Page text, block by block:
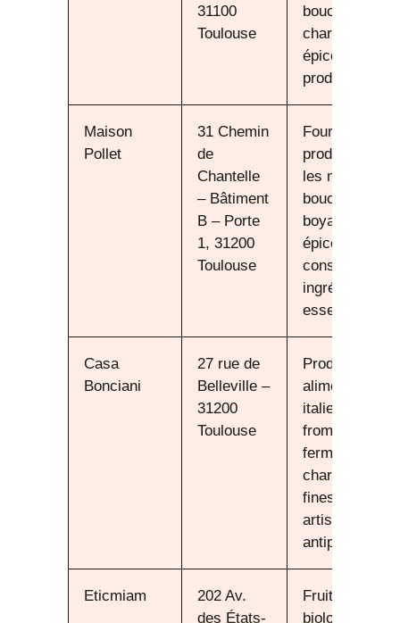
31100
Toulouse
boucherie,
charcuterie,
épicerie,
produits frais
Maison
Pollet
31 Chemin
de
Chantelle
– Bâtiment
B – Porte
1, 31200
Toulouse
Fourniture de
produits pour
les métiers de
bouche :
boyaux,
épices,
conserves,
ingrédients
essentiels
Casa
Bonciani
27 rue de
Belleville –
31200
Toulouse
Produits
alimentaires
italiens :
fromages
fermiers,
charcuteries
fines, pâtes
artisanales,
antipasti
Eticmiam
202 Av.
des États-
Fruits
biologiques et